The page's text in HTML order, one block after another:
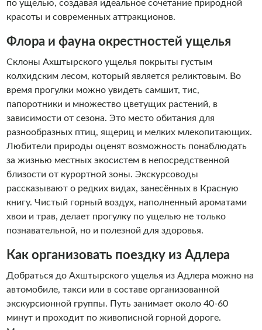
по ущелью, создавая идеальное сочетание природной
красоты и современных аттракционов.
Флора и фауна окрестностей ущелья
Склоны Ахштырского ущелья покрыты густым
колхидским лесом, который является реликтовым. Во
время прогулки можно увидеть самшит, тис,
папоротники и множество цветущих растений, в
зависимости от сезона. Это место обитания для
разнообразных птиц, ящериц и мелких млекопитающих.
Любители природы оценят возможность понаблюдать
за жизнью местных экосистем в непосредственной
близости от курортной зоны. Экскурсоводы
рассказывают о редких видах, занесённых в Красную
книгу. Чистый горный воздух, наполненный ароматами
хвои и трав, делает прогулку по ущелью не только
познавательной, но и полезной для здоровья.
Как организовать поездку из Адлера
Добраться до Ахштырского ущелья из Адлера можно на
автомобиле, такси или в составе организованной
экскурсионной группы. Путь занимает около 40-60
минут и проходит по живописной горной дороге.